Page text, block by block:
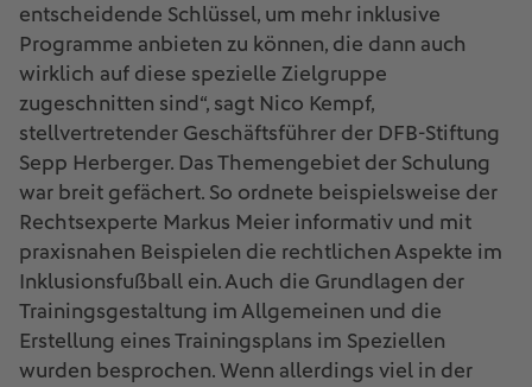
entscheidende Schlüssel, um mehr inklusive
Programme anbieten zu können, die dann auch
wirklich auf diese spezielle Zielgruppe
zugeschnitten sind“, sagt Nico Kempf,
stellvertretender Geschäftsführer der DFB-Stiftung
Sepp Herberger. Das Themengebiet der Schulung
war breit gefächert. So ordnete beispielsweise der
Rechtsexperte Markus Meier informativ und mit
praxisnahen Beispielen die rechtlichen Aspekte im
Inklusionsfußball ein. Auch die Grundlagen der
Trainingsgestaltung im Allgemeinen und die
Erstellung eines Trainingsplans im Speziellen
wurden besprochen. Wenn allerdings viel in der